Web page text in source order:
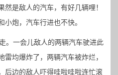
是敌人的汽车，有好几辆哩！
炮，汽车行进也不快。
。一会儿敌人的两辆汽车驶进此
均爆炸了，两辆汽车被炸烂，
后边的敌人吓得哇啦哇啦连忙滚